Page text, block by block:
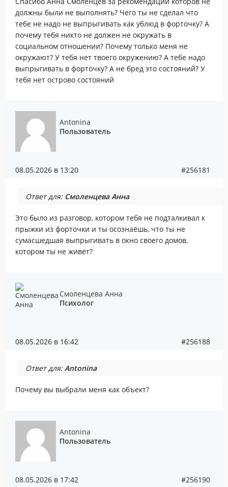
должны были не выполнять? Чего ты не сделал что
тебе не надо не выпрыгивать как ублюд в форточку? А
почему тебя никто не должен не окружать в
социальном отношении? Почему только меня не
окружают? У тебя нет твоего окружению? А тебе надо
выпрыгивать в форточку? А не бред это состояний? У
тебя нет острово состояний
Antonina
Пользователь
08.05.2026 в 13:20 #256181
Ответ для: Смоленцева Анна
Это было из разговор, котором тебя не подталкивал к
прыжки из форточки и ты осознаёшь, что ты не
сумасшедшая выпрыгивать в окно своего домов,
котором ты не живёт?
Смоленцева Анна
Психолог
08.05.2026 в 16:42 #256188
Ответ для:Antonina
Почему вы выбрали меня как объект?
Antonina
Пользователь
08.05.2026 в 17:42 #256190